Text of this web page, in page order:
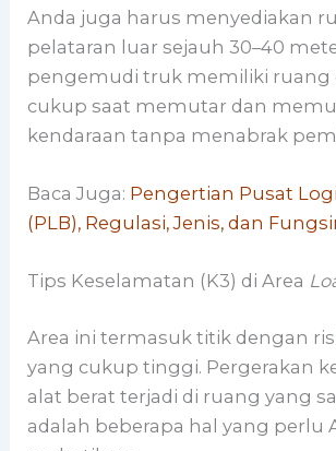
Anda juga harus menyediakan
pelataran luar sejauh 30–40
pengemudi truk memiliki ruang
cukup saat memutar dan
kendaraan tanpa menabrak
Baca Juga: Pengertian Pusat
(PLB), Regulasi, Jenis, dan
Tips Keselamatan (K3) di Area
Area ini termasuk titik dengan
yang cukup tinggi. Pergerakan
alat berat terjadi di ruang yang
adalah beberapa hal yang perlu